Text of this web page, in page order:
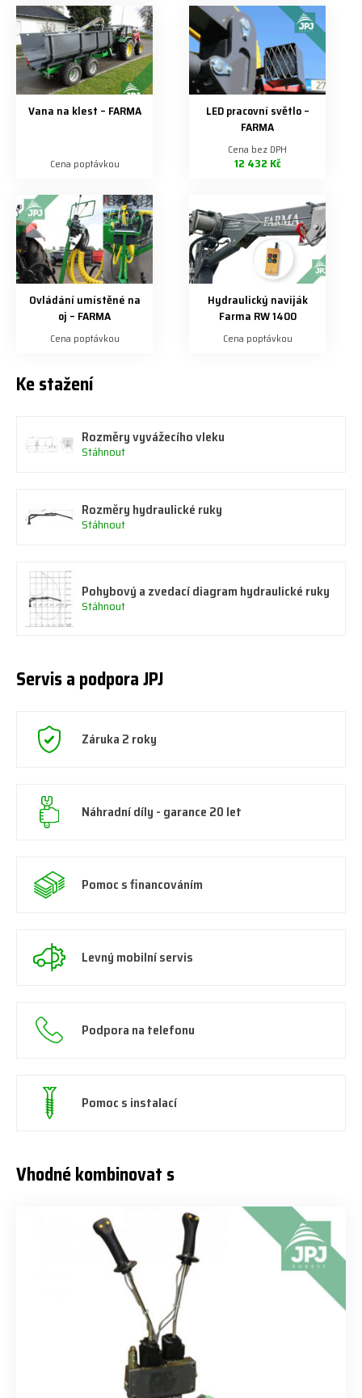
Vana na klest – FARMA
Cena poptávkou
LED pracovní světlo –
FARMA
Cena bez DPH
12 432 Kč
Ovládání umístěné na
oj – FARMA
Cena poptávkou
Hydraulický naviják
Farma RW 1400
Cena poptávkou
Ke stažení
Rozměry vyvážecího vleku
Stáhnout
Rozměry hydraulické ruky
Stáhnout
Pohybový a zvedací diagram hydraulické ruky
Stáhnout
Servis a podpora JPJ
Záruka 2 roky
Náhradní díly - garance 20 let
Pomoc s financováním
Levný mobilní servis
Podpora na telefonu
Pomoc s instalací
Vhodné kombinovat s